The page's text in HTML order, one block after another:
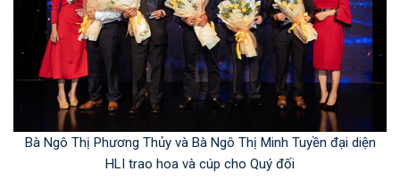
Bà Ngô Thị Phương Thủy và Bà Ngô Thị Minh Tuyền đại diện
HLI trao hoa và cúp cho Quý đối